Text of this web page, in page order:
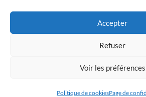
Accepter
Refuser
Voir les préférences
Politique de cookiesPage de